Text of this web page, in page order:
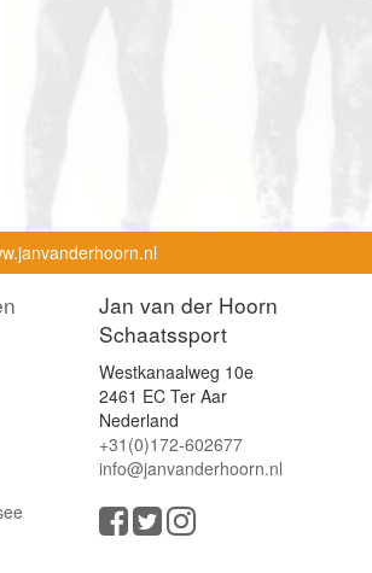
Jan van der Hoorn
Schaatssport
Westkanaalweg 10e
2461 EC Ter Aar
Nederland
+31(0)172-602677
info@janvanderhoorn.nl